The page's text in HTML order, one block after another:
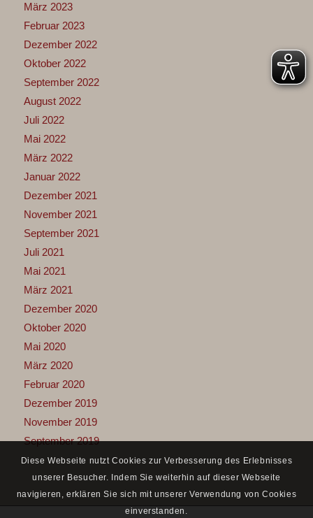
März 2023
Februar 2023
Dezember 2022
Oktober 2022
September 2022
August 2022
Juli 2022
Mai 2022
März 2022
Januar 2022
Dezember 2021
November 2021
September 2021
Juli 2021
Mai 2021
März 2021
Dezember 2020
Oktober 2020
Mai 2020
März 2020
Februar 2020
Dezember 2019
November 2019
September 2019
Diese Webseite nutzt Cookies zur Verbesserung des Erlebnisses
unserer Besucher. Indem Sie weiterhin auf dieser Webseite
navigieren, erklären Sie sich mit unserer Verwendung von Cookies
einverstanden.